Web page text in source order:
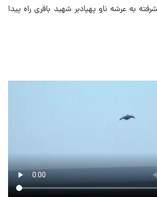
به عرشه ناو پهپادبر شهید باقری راه پیدا